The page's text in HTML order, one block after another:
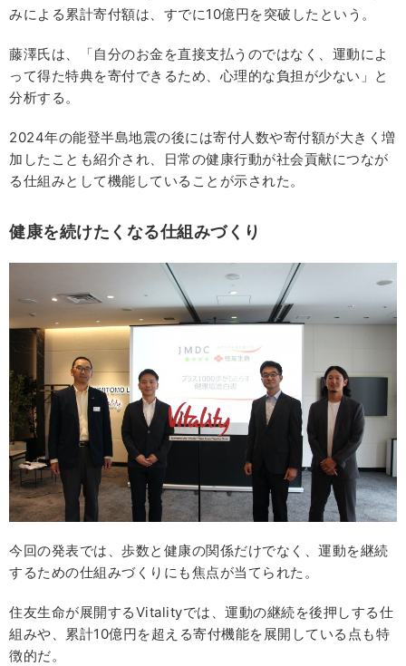
みによる累計寄付額は、すでに10億円を突破したという。
藤澤氏は、「自分のお金を直接支払うのではなく、運動によ
って得た特典を寄付できるため、心理的な負担が少ない」と
分析する。
2024年の能登半島地震の後には寄付人数や寄付額が大きく増
加したことも紹介され、日常の健康行動が社会貢献につなが
る仕組みとして機能していることが示された。
健康を続けたくなる仕組みづくり
今回の発表では、歩数と健康の関係だけでなく、運動を継続
するための仕組みづくりにも焦点が当てられた。
住友生命が展開するVitalityでは、運動の継続を後押しする仕
組みや、累計10億円を超える寄付機能を展開している点も特
徴的だ。